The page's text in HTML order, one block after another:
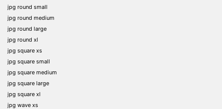
jpg round small
jpg round medium
jpg round large
jpg round xl
jpg square xs
jpg square small
jpg square medium
jpg square large
jpg square xl
jpg wave xs